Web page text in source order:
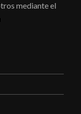
mediante el